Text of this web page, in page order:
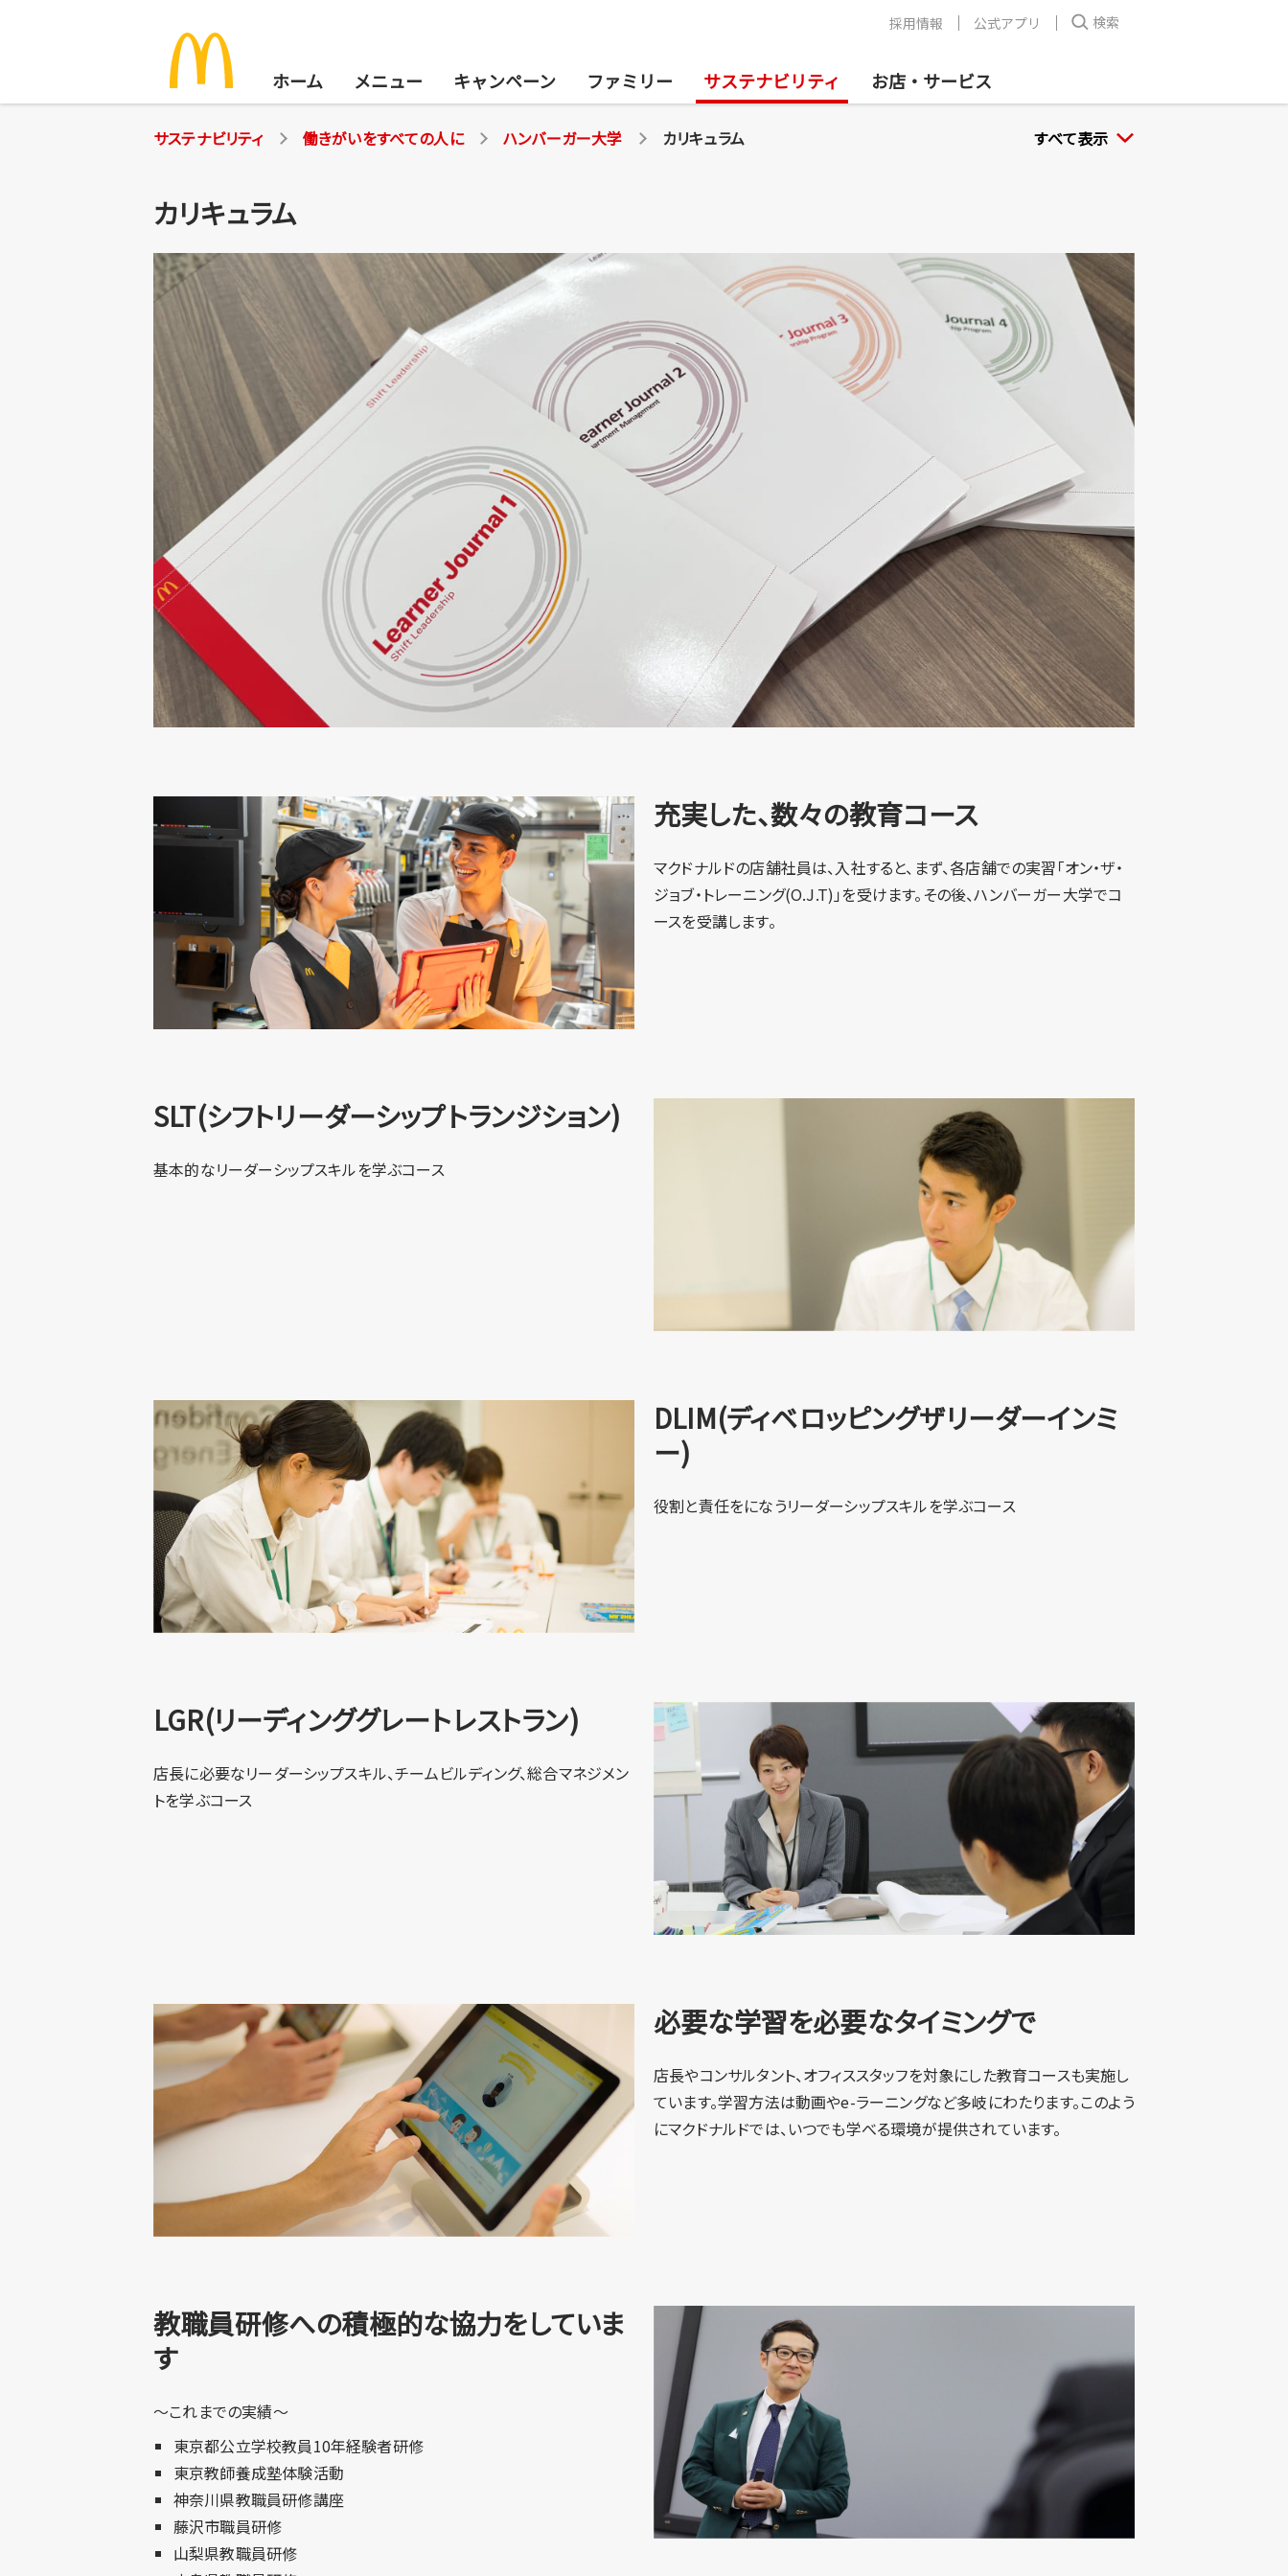
ホーム メニュー キャンペーン ファミリー サステナビリティ お店・サービス
採用情報 公式アプリ 検索
サステナビリティ 働きがいをすべての人に ハンバーガー大学 カリキュラム すべて表示
サステナビリティ
安心でおいしいお食事を
地球環境のために
地域の仲間にサポートを
働きがいをすべての人に
Smile Story
サステナビリティレポート
カリキュラム
充実した、数々の教育コース
マクドナルドの店舗社員は、入社すると、まず、各店舗での実習「オン・ザ・
ジョブ・トレーニング(O.J.T)」を受けます。その後、ハンバーガー大学でコ
ースを受講します。
SLT(シフトリーダーシップトランジション)
基本的なリーダーシップスキルを学ぶコース
DLIM(ディベロッピングザリーダーインミ
ー)
役割と責任をになうリーダーシップスキルを学ぶコース
LGR(リーディンググレートレストラン)
店長に必要なリーダーシップスキル、チームビルディング、総合マネジメン
トを学ぶコース
必要な学習を必要なタイミングで
店長やコンサルタント、オフィススタッフを対象にした教育コースも実施し
ています。学習方法は動画やe-ラーニングなど多岐にわたります。このよう
にマクドナルドでは、いつでも学べる環境が提供されています。
教職員研修への積極的な協力をしていま
す
～これまでの実績～​
東京都公立学校教員10年経験者研修
東京教師養成塾体験活動
神奈川県教職員研修講座
藤沢市職員研修
山梨県教職員研修